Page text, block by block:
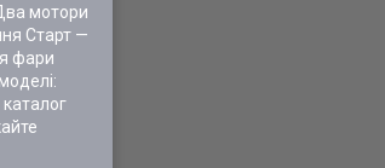
мотори
Старт —
фари